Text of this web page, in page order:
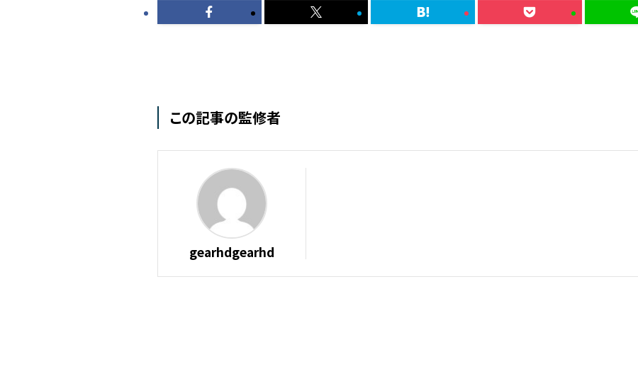
この記事の監修者
gearhdgearhd